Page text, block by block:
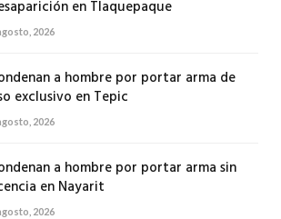
en Tlaquepaque
2026
a hombre por portar arma de
exclusivo en Tepic
2026
a hombre por portar arma sin
en Nayarit
2026